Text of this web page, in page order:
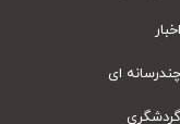
ای